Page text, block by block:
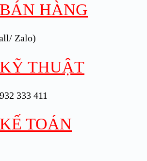
HÀNG
Zalo)
THUẬT
333 411
TOÁN